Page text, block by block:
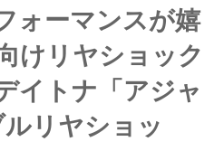
ォーマンスが嬉
けリヤショック
イトナ「アジャ
リヤショッ